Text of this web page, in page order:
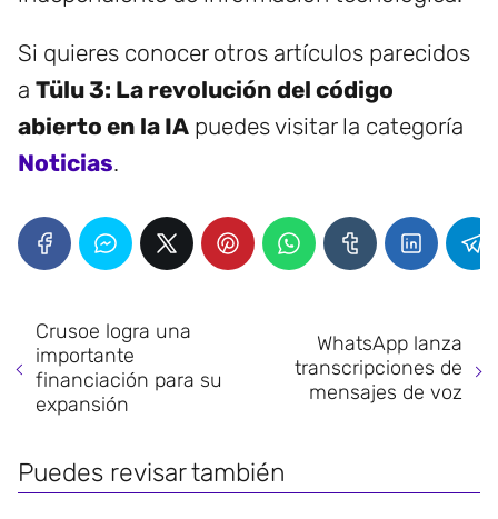
Si quieres conocer otros artículos parecidos
a Tülu 3: La revolución del código
abierto en la IA puedes visitar la categoría
Noticias.
Crusoe logra una
importante
financiación para su
expansión
WhatsApp lanza
transcripciones de
mensajes de voz
Puedes revisar también